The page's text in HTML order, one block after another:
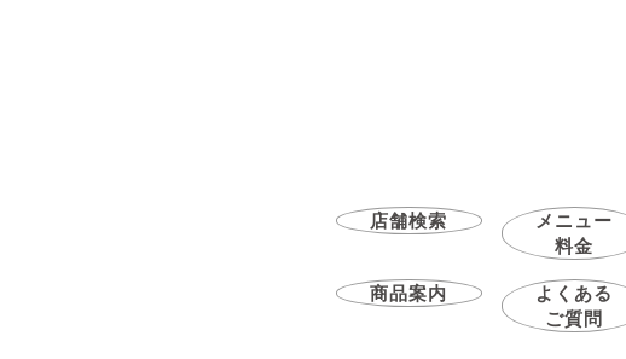
店舗検索
メニュー
料金
商品案内
よくある
ご質問